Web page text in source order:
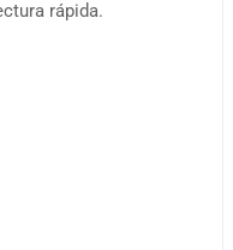
rápida.